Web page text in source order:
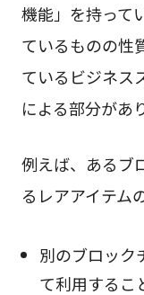
機能」を持って
ているものの性
ているビジネス
による部分があ
例えば、あるブ
るレアアイテム
別のブロック
て利用するこ